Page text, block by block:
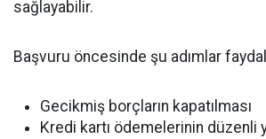
sağlayabilir.
Başvuru öncesinde şu adımlar
Gecikmiş borçların kapatılması
Kredi kartı ödemelerinin düzenli